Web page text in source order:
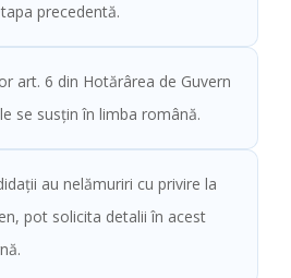
precedentă.
art. 6 din Hotărârea de Guvern
se susţin în limba română.
au nelămuriri cu privire la
pot solicita detalii în acest